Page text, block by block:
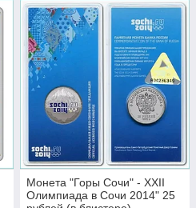
Монета "Горы Сочи" - XXII
Олимпиада в Сочи 2014" 25